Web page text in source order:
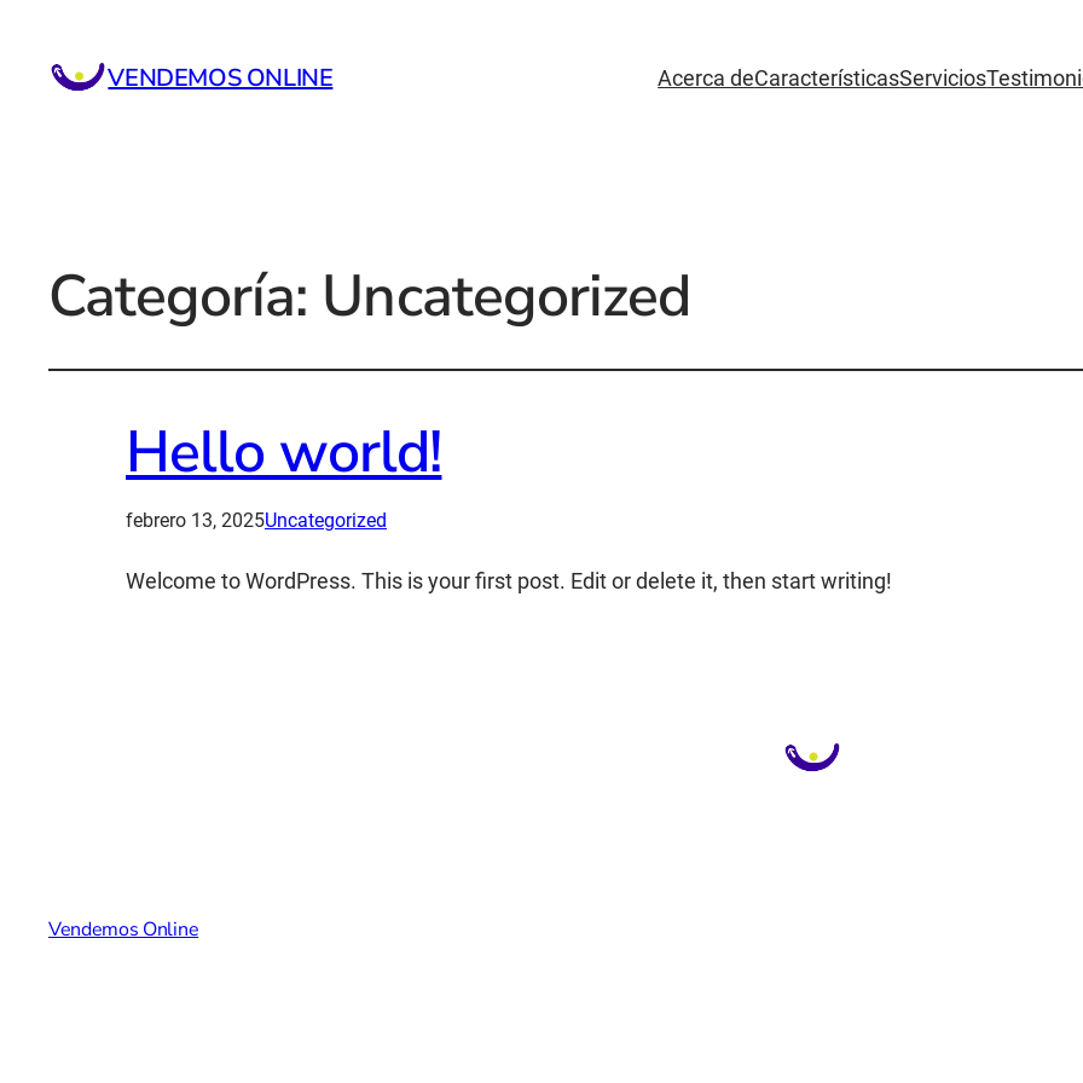
VENDEMOS ONLINE Acerca deCaracterísticasServicios
Categoría: Uncategorized
Hello world!
febrero 13, 2025Uncategorized
Welcome to WordPress. This is your first post. Edit or delete it, then start writing!
Vendemos Online